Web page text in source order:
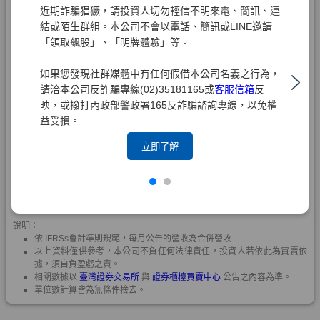
近期詐騙猖獗，請投資人切勿輕信不明來電、簡訊、連
結或陌生群組。本公司不會以電話、簡訊或LINE邀請
「領取飆股」、「明牌體驗」等。
如果您發現社群媒體中有任何假借本公司名義之行為，
請洽本公司反詐騙專線(02)35181165或客服信箱反
映，或撥打內政部警政署165反詐騙諮詢專線，以免權
益受損。
立即了解